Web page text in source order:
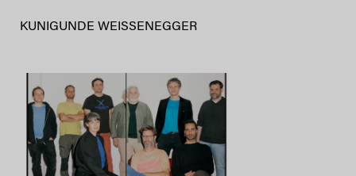
KUNIGUNDE WEISSENEGGER